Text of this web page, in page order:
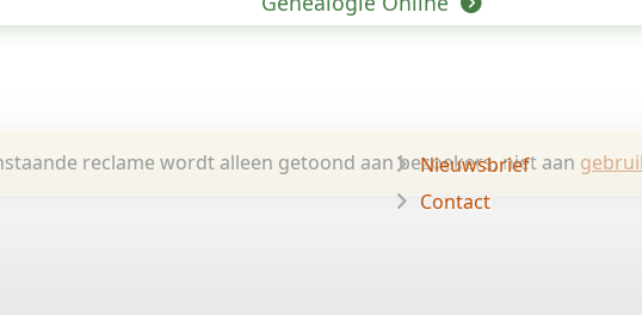
reclame wordt alleen getoond aan bezoekers, niet aan
Nieuwsbrief
Contact